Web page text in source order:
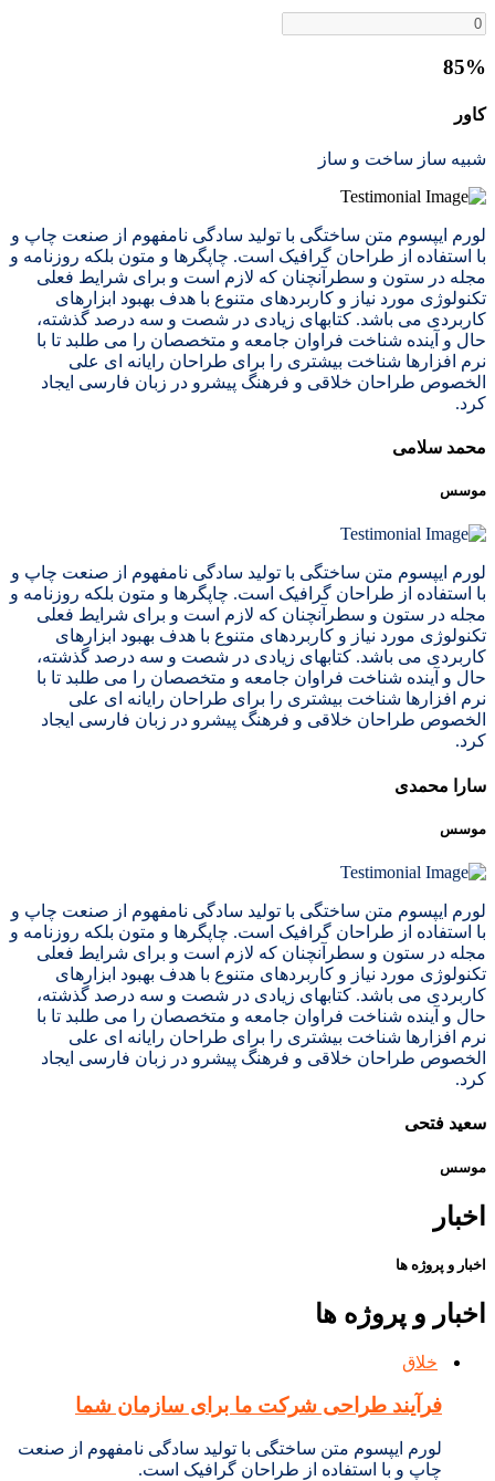
85%
کاور
شبیه ساز ساخت و ساز
لورم ایپسوم متن ساختگی با تولید سادگی نامفهوم از صنعت چاپ و
با استفاده از طراحان گرافیک است. چاپگرها و متون بلکه روزنامه و
مجله در ستون و سطرآنچنان که لازم است و برای شرایط فعلی
تکنولوژی مورد نیاز و کاربردهای متنوع با هدف بهبود ابزارهای
کاربردی می باشد. کتابهای زیادی در شصت و سه درصد گذشته،
حال و آینده شناخت فراوان جامعه و متخصصان را می طلبد تا با
نرم افزارها شناخت بیشتری را برای طراحان رایانه ای علی
الخصوص طراحان خلاقی و فرهنگ پیشرو در زبان فارسی ایجاد
کرد.
محمد سلامی
موسس
لورم ایپسوم متن ساختگی با تولید سادگی نامفهوم از صنعت چاپ و
با استفاده از طراحان گرافیک است. چاپگرها و متون بلکه روزنامه و
مجله در ستون و سطرآنچنان که لازم است و برای شرایط فعلی
تکنولوژی مورد نیاز و کاربردهای متنوع با هدف بهبود ابزارهای
کاربردی می باشد. کتابهای زیادی در شصت و سه درصد گذشته،
حال و آینده شناخت فراوان جامعه و متخصصان را می طلبد تا با
نرم افزارها شناخت بیشتری را برای طراحان رایانه ای علی
الخصوص طراحان خلاقی و فرهنگ پیشرو در زبان فارسی ایجاد
کرد.
سارا محمدی
موسس
لورم ایپسوم متن ساختگی با تولید سادگی نامفهوم از صنعت چاپ و
با استفاده از طراحان گرافیک است. چاپگرها و متون بلکه روزنامه و
مجله در ستون و سطرآنچنان که لازم است و برای شرایط فعلی
تکنولوژی مورد نیاز و کاربردهای متنوع با هدف بهبود ابزارهای
کاربردی می باشد. کتابهای زیادی در شصت و سه درصد گذشته،
حال و آینده شناخت فراوان جامعه و متخصصان را می طلبد تا با
نرم افزارها شناخت بیشتری را برای طراحان رایانه ای علی
الخصوص طراحان خلاقی و فرهنگ پیشرو در زبان فارسی ایجاد
کرد.
سعید فتحی
موسس
اخبار
اخبار و پروژه ها
اخبار و پروژه ها
خلاق
فرآیند طراحی شرکت ما برای سازمان شما
لورم ایپسوم متن ساختگی با تولید سادگی نامفهوم از صنعت
چاپ و با استفاده از طراحان گرافیک است.